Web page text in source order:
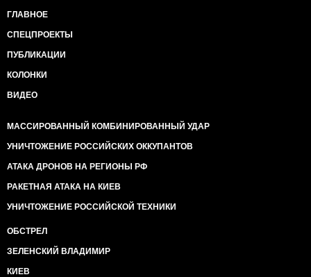
ГЛАВНОЕ
СПЕЦПРОЕКТЫ
ПУБЛИКАЦИИ
КОЛОНКИ
ВИДЕО
МАССИРОВАННЫЙ КОМБИНИРОВАННЫЙ УДАР
УНИЧТОЖЕНИЕ РОССИЙСКИХ ОККУПАНТОВ
АТАКА ДРОНОВ НА РЕГИОНЫ РФ
РАКЕТНАЯ АТАКА НА КИЕВ
УНИЧТОЖЕНИЕ РОССИЙСКОЙ ТЕХНИКИ
ОБСТРЕЛ
ЗЕЛЕНСКИЙ ВЛАДИМИР
КИЕВ